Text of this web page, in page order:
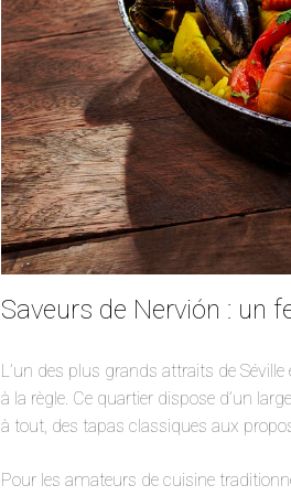
Saveurs de Nervión : un
L’un des plus grands attraits de
à la règle. Ce quartier dispose d’un
à tout, des tapas classiques aux
Pour les amateurs de cuisine